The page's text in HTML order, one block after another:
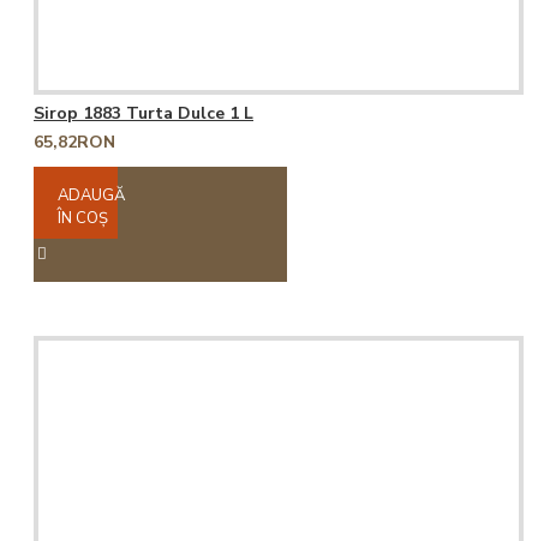
Sirop 1883 Turta Dulce 1 L
65,82RON
ADAUGĂ
ÎN COŞ